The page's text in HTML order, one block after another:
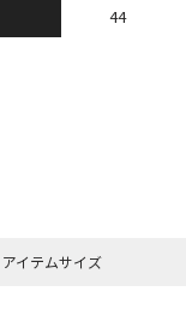
44
アイテムサイズ